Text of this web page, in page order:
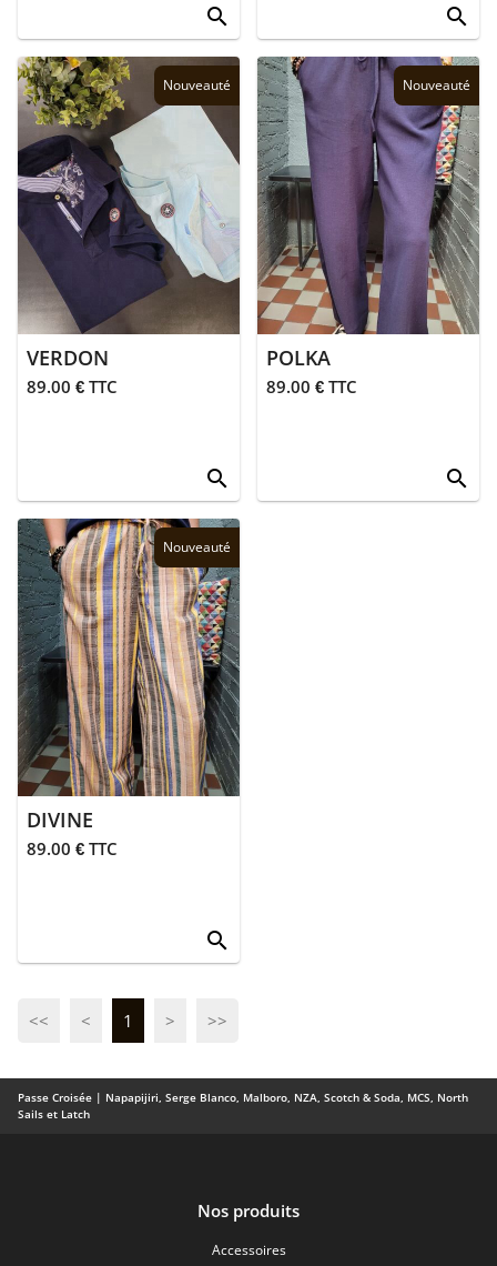
> Vestes
>
Blousons
Doudounes
> Sans
manches
Junior
search search
Nouveauté
VERDON
89.00 € TTC
search
Nouveauté
POLKA
89.00 € TTC
search
Nouveauté
DIVINE
89.00 € TTC
search
<< < 1 > >>
Passe Croisée | Napapijiri, Serge Blanco, Malboro, NZA, Scotch & Soda, MCS, North
Sails et Latch
Nos produits
Accessoires